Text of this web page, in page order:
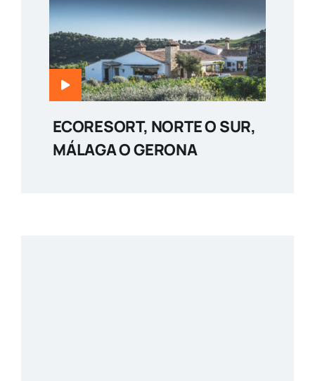
ECORESORT, NORTE O SUR,
MÁLAGA O GERONA